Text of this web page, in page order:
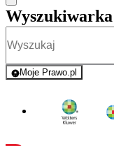
Wyszukiwarka
Moje Prawo.pl
- rejestracja i